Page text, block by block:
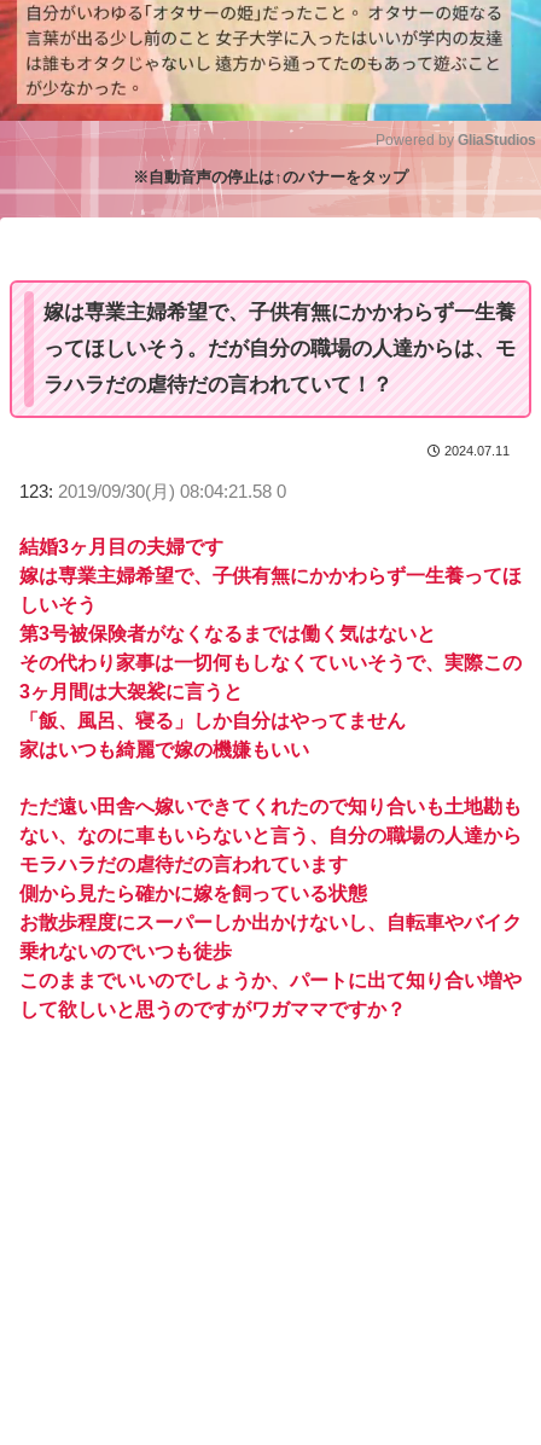
M
Powered by GliaStudios
※自動音声の停止は↑のバナーをタップ
嫁は専業主婦希望で、子供有無にかかわらず一生養
ってほしいそう。だが自分の職場の人達からは、モ
ラハラだの虐待だの言われていて！？
2024.07.11
123: 2019/09/30(月) 08:04:21.58 0
結婚3ヶ月目の夫婦です
嫁は専業主婦希望で、子供有無にかかわらず一生養ってほ
しいそう
第3号被保険者がなくなるまでは働く気はないと
その代わり家事は一切何もしなくていいそうで、実際この
3ヶ月間は大袈裟に言うと
「飯、風呂、寝る」しか自分はやってません
家はいつも綺麗で嫁の機嫌もいい
ただ遠い田舎へ嫁いできてくれたので知り合いも土地勘も
ない、なのに車もいらないと言う、自分の職場の人達から
モラハラだの虐待だの言われています
側から見たら確かに嫁を飼っている状態
お散歩程度にスーパーしか出かけないし、自転車やバイク
乗れないのでいつも徒歩
このままでいいのでしょうか、パートに出て知り合い増や
して欲しいと思うのですがワガママですか？